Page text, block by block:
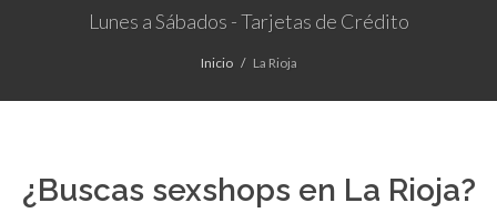
Lunes a Sábados - Tarjetas de Crédito
Inicio La Rioja
¿Buscas sexshops en La Rioja?